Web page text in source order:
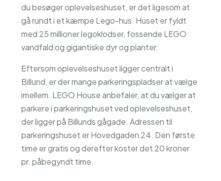
du besøger oplevelseshuset, er det ligesom at
gå rundt i et kæmpe Lego-hus. Huset er fyldt
med 25 millioner legoklodser, fossende LEGO
vandfald og gigantiske dyr og planter.
Eftersom oplevelseshuset ligger centralt i
Billund, er der mange parkeringspladser at vælge
imellem. LEGO House anbefaler, at du vælger at
parkere i parkeringshuset ved oplevelseshuset,
der ligger på Billunds gågade. Adressen til
parkeringshuset er Hovedgaden 24. Den første
time er gratis og derefter koster det 20 kroner
pr. påbegyndt time.